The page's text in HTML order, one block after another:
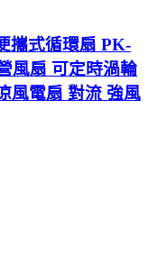
攜式循環扇 PK-
風扇 可定時渦輪
風電扇 對流 強風